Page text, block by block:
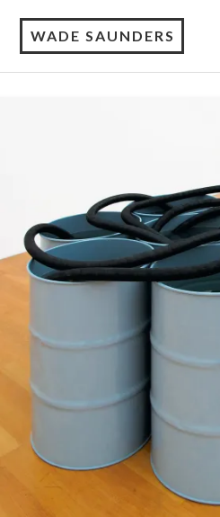
WADE SAUNDERS